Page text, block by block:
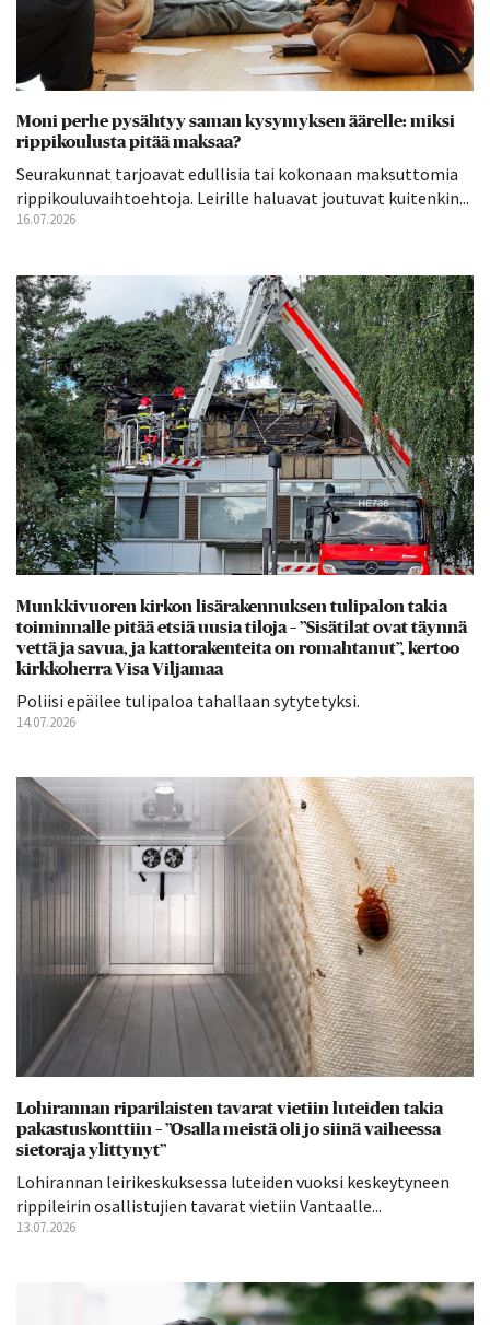
Moni perhe pysähtyy saman kysymyksen äärelle: miksi
rippikoulusta pitää maksaa?
Seurakunnat tarjoavat edullisia tai kokonaan maksuttomia
rippikouluvaihtoehtoja. Leirille haluavat joutuvat kuitenkin...
16.07.2026
Munkkivuoren kirkon lisärakennuksen tulipalon takia
toiminnalle pitää etsiä uusia tiloja – ”Sisätilat ovat täynnä
vettä ja savua, ja kattorakenteita on romahtanut”, kertoo
kirkkoherra Visa Viljamaa
Poliisi epäilee tulipaloa tahallaan sytytetyksi.
14.07.2026
Lohirannan riparilaisten tavarat vietiin luteiden takia
pakastuskonttiin – ”Osalla meistä oli jo siinä vaiheessa
sietoraja ylittynyt”
Lohirannan leirikeskuksessa luteiden vuoksi keskeytyneen
rippileirin osallistujien tavarat vietiin Vantaalle...
13.07.2026